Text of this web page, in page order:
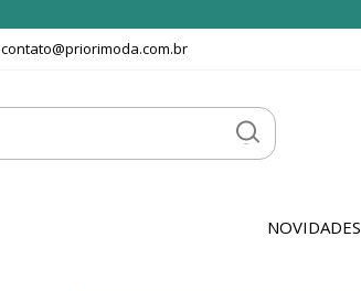
contato@priorimoda.com.br
NOVIDADES